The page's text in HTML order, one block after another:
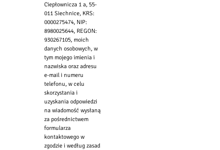
Ciepłownicza 1 a, 55-
011 Siechnice, KRS:
0000275474, NIP:
8980025644, REGON:
930267105, moich
danych osobowych, w
tym mojego imienia i
nazwiska oraz adresu
e-mail i numeru
telefonu, w celu
skorzystania i
uzyskania odpowiedzi
na wiadomość wysłaną
za pośrednictwem
formularza
kontaktowego w
zgodzie i według zasad